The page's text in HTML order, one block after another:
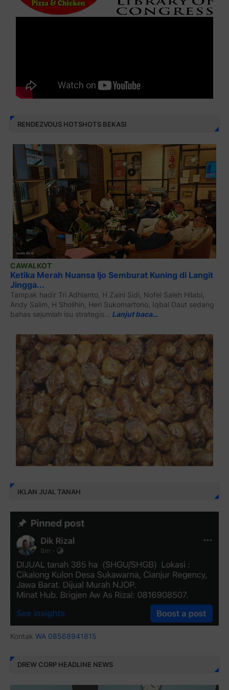
RENDEZVOUS HOTSHOTS BEKASI
CAWALKOT
Ketika Merah Nuansa Ijo Semburat Kuning di Langit
Jingga...
Tampak hadir Tri Adhianto, H Zaini Sidi, Nofel Saleh Hilabi,
Andy Salim, H Sholihin, Heri Sukomartono, Iqbal Daut sedang
bahas sejumlah isu strategis...
Lanjut baca…
IKLAN JUAL TANAH
Kontak WA 08568941815
DREW CORP HEADLINE NEWS